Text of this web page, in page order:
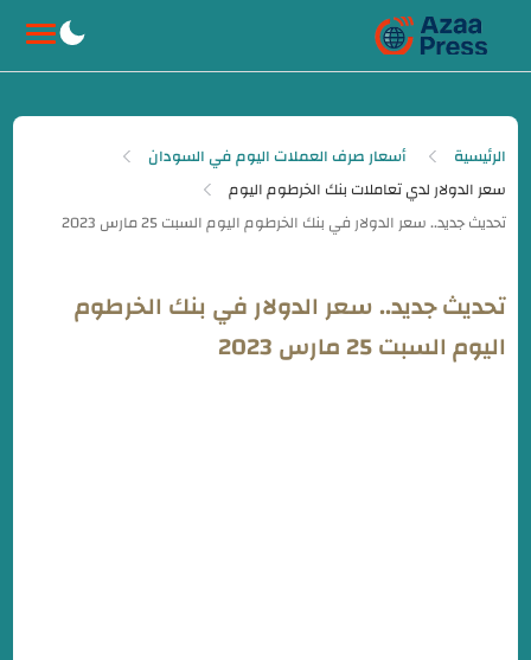
الرئيسية
أسعار صرف العملات اليوم في السودان
سعر الدولار لدي تعاملات بنك الخرطوم اليوم
تحديث جديد.. سعر الدولار في بنك الخرطوم
اليوم السبت 25 مارس 2023